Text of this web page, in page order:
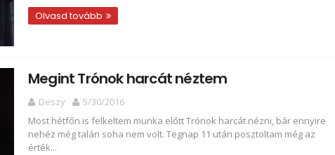
Olvasd tovább
Megint Trónok harcát néztem
Deszy
5/30/2016
Most hétfőn is felkeltem munka előtt Trónok harcát nézni, bár ennyire
nehéz még talán soha nem volt. Tegnap 11 után posztoltam még az
érték...